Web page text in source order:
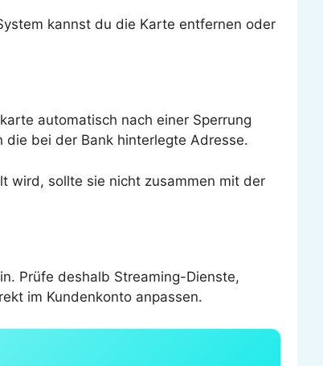
kannst du die Karte entfernen oder
automatisch nach einer Sperrung
bei der Bank hinterlegte Adresse.
wird, sollte sie nicht zusammen mit der
Prüfe deshalb Streaming-Dienste,
im Kundenkonto anpassen.